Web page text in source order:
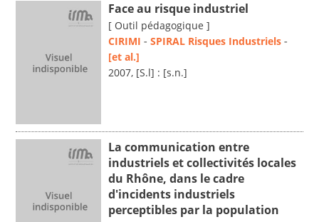
Face au risque industriel
[ Outil pédagogique ]
CIRIMI - SPIRAL Risques Industriels -
[et al.]
2007, [S.l] : [s.n.]
La communication entre
industriels et collectivités locales
du Rhône, dans le cadre
d'incidents industriels
perceptibles par la population